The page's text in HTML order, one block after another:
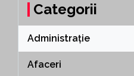
Categorii
Administrație
Afaceri